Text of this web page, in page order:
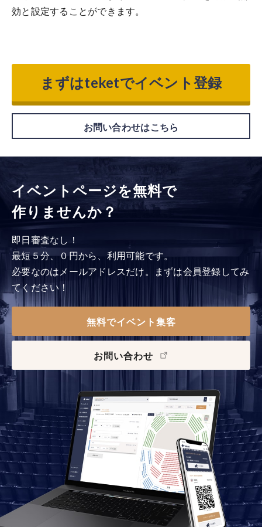
効と設定することができます。
まずはteketでイベント登録
お問い合わせはこちら
イベントページを無料で
作りませんか？
即日審査なし！
最短５分、０円から、利用可能です。
必要なのはメールアドレスだけ。まずは会員登録してみ
てください！
無料でイベント集客
お問い合わせ